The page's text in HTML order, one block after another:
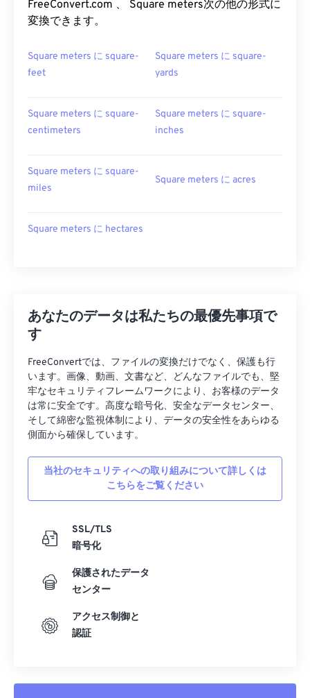
FreeConvert.com 、 Square meters次の他の形式に
変換できます。
Square meters に square-
feet
Square meters に square-
yards
Square meters に square-
centimeters
Square meters に square-
inches
Square meters に square-
miles
Square meters に acres
Square meters に hectares
あなたのデータは私たちの最優先事項で
す
FreeConvertでは、ファイルの変換だけでなく、保護も行
います。画像、動画、文書など、どんなファイルでも、堅
牢なセキュリティフレームワークにより、お客様のデータ
は常に安全です。高度な暗号化、安全なデータセンター、
そして綿密な監視体制により、データの安全性をあらゆる
側面から確保しています。
当社のセキュリティへの取り組みについて詳しくは
こちらをご覧ください
SSL/TLS
暗号化
保護されたデータ
センター
アクセス制御と
認証